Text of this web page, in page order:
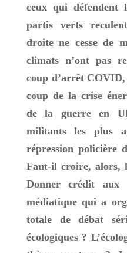
ceux qui défendent
partis verts
droite ne cesse de
climats n’ont pas
coup d’arrêt COVID,
coup de la crise
de la guerre en
militants les plus
répression policière
Faut-il croire, alors,
Donner crédit aux
médiatique qui a
totale de débat
écologiques ?